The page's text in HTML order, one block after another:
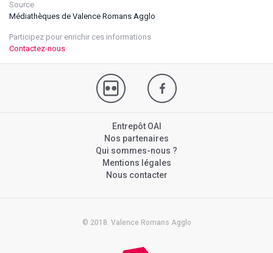
Source
Médiathèques de Valence Romans Agglo
Participez pour enrichir ces informations
Contactez-nous
Entrepôt OAI
Nos partenaires
Qui sommes-nous ?
Mentions légales
Nous contacter
© 2018. Valence Romans Agglo